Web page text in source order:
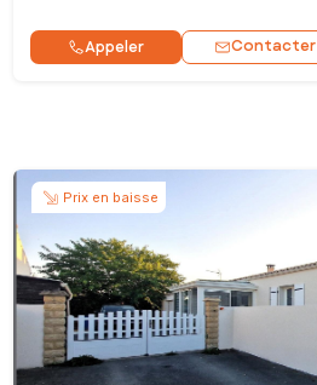
Appeler Contacter
Prix en baisse